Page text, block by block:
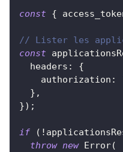
const {
// Lister les
const
headers :
{
authorization :
} ,
}) ;
if ( !
throw new Error(